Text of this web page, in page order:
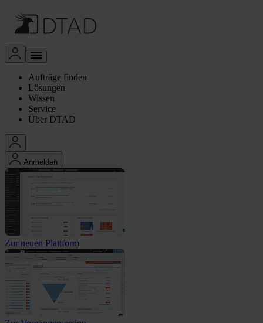
Aufträge finden
Lösungen
Wissen
Service
Über DTAD
Anmelden
Zur neuen Plattform